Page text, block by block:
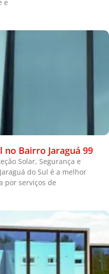
e
no Bairro Jaraguá 99
Solar, Segurança e
do Sul é a melhor
por serviços de